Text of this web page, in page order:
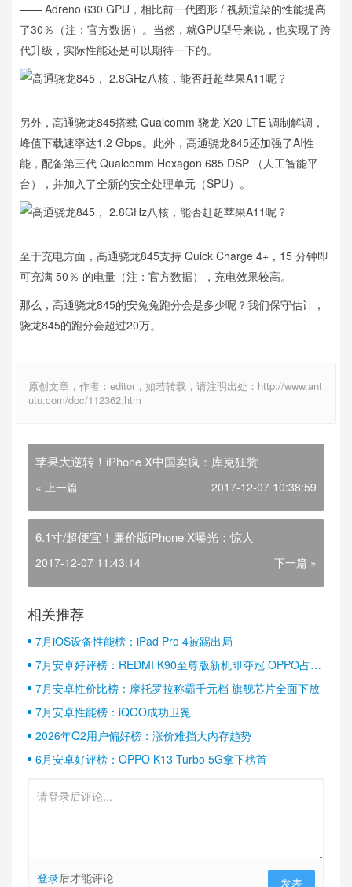
—— Adreno 630 GPU，相比前一代图形 / 视频渲染的性能提高
了30％（注：官方数据）。当然，就GPU型号来说，也实现了跨
代升级，实际性能还是可以期待一下的。
另外，高通骁龙845搭载 Qualcomm 骁龙 X20 LTE 调制解调，
峰值下载速率达1.2 Gbps。此外，高通骁龙845还加强了AI性
能，配备第三代 Qualcomm Hexagon 685 DSP （人工智能平
台），并加入了全新的安全处理单元（SPU）。
至于充电方面，高通骁龙845支持 Quick Charge 4+，15 分钟即
可充满 50％ 的电量（注：官方数据），充电效果较高。
那么，高通骁龙845的安兔兔跑分会是多少呢？我们保守估计，
骁龙845的跑分会超过20万。
原创文章，作者：editor，如若转载，请注明出处：http://www.ant
utu.com/doc/112362.htm
苹果大逆转！iPhone X中国卖疯：库克狂赞
« 上一篇 2017-12-07 10:38:59
6.1寸/超便宜！廉价版iPhone X曝光：惊人
2017-12-07 11:43:14 下一篇 »
相关推荐
7月iOS设备性能榜：iPad Pro 4被踢出局
7月安卓好评榜：REDMI K90至尊版新机即夺冠 OPPO占据
半壁江山
7月安卓性价比榜：摩托罗拉称霸千元档 旗舰芯片全面下放
7月安卓性能榜：iQOO成功卫冕
2026年Q2用户偏好榜：涨价难挡大内存趋势
6月安卓好评榜：OPPO K13 Turbo 5G拿下榜首
登录后才能评论 发表